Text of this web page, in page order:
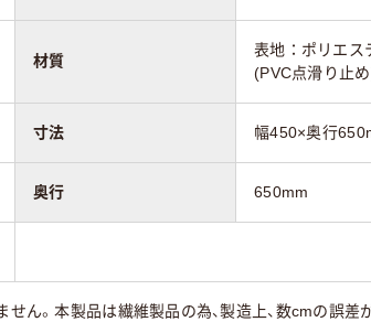
材質
表地：ポリエス
(PVC点滑り止
寸法 幅450×奥行
奥行 650mm
ん。本製品は繊維製品の為、製造上、数cmの誤